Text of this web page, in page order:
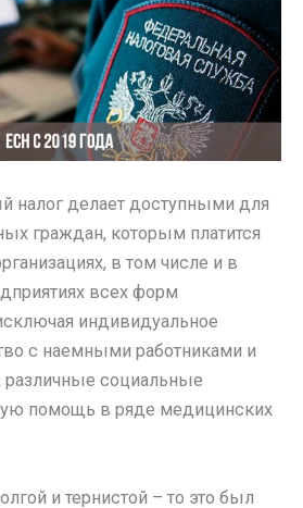
налог делает доступными для
граждан, которым платится
в том числе и в
всех форм
индивидуальное
с наемными работниками и
различные социальные
помощь в ряде медицинских
и тернистой – то это был